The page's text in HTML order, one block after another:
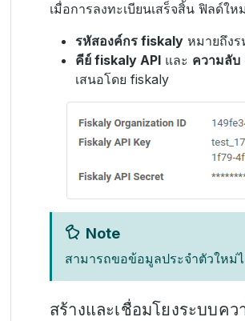
เมื่อการลงทะเบียนเสร็จสิ้น ฟิลด์ใ
รหัสองค์กร fiskaly หมายถึง
คีย์ fiskaly API และ ความลับ
เสนอโดย fiskaly
Note
สามารถขอข้อมูลประจำตัวให
สร้างและเชื่อมโยงระบบค